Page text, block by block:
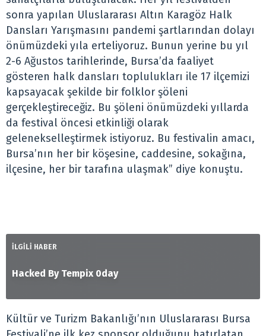
sonra yapılan Uluslararası Altın Karagöz Halk
Dansları Yarışmasını pandemi şartlarından dolayı
önümüzdeki yıla erteliyoruz. Bunun yerine bu yıl
2-6 Ağustos tarihlerinde, Bursa’da faaliyet
gösteren halk dansları toplulukları ile 17 ilçemizi
kapsayacak şekilde bir folklor şöleni
gerçekleştireceğiz. Bu şöleni önümüzdeki yıllarda
da festival öncesi etkinliği olarak
gelenekselleştirmek istiyoruz. Bu festivalin amacı,
Bursa’nın her bir köşesine, caddesine, sokağına,
ilçesine, her bir tarafına ulaşmak” diye konuştu.
İLGİLİ HABER
Hacked By Tempix 0day
Kültür ve Turizm Bakanlığı’nın Uluslararası Bursa